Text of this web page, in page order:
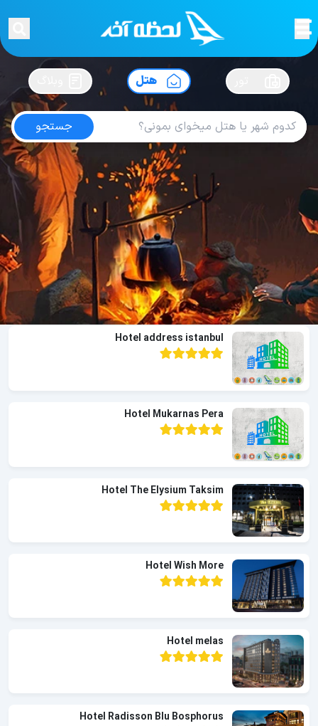
لحظه آخرسفرت رو بساز !
هتل
جستجو
هتل های استانبول
3.9 از 5| از134 کاربر
لحظه آخر هتل های ترکیه هتل های استانبول
Hotel The Parma
Hotel address istanbul
Hotel Mukarnas Pera
Hotel The Elysium Taksim
Hotel Wish More
Hotel melas
Hotel Radisson Blu Bosphorus